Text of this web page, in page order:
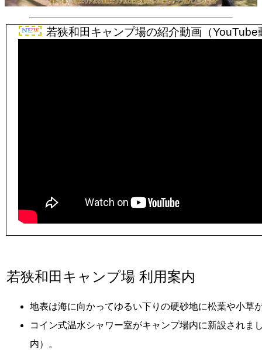
若狭和田キャンプ場の紹介動画（
若狭和田キャンプ場 利用案内
地表は海に向かってゆるい下りの硬砂地に松葉や小草
コイン式温水シャワー室がキャンプ場内に新設されま
内）。